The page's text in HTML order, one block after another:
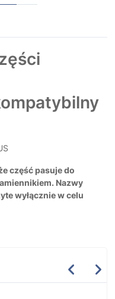
część pasuje do
Nazwy
wyłącznie w celu